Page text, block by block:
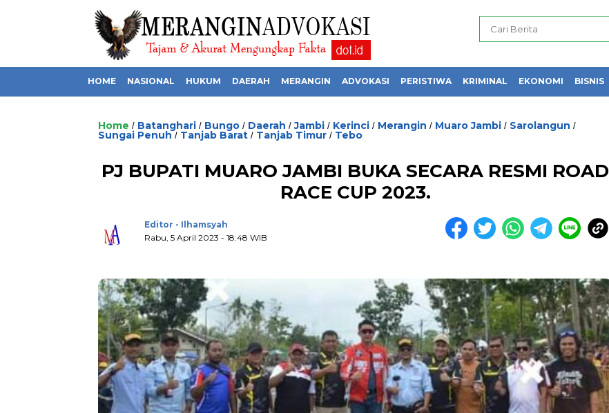
HOME NASIONAL HUKUM DAERAH MERANGIN ADVOKASI PERISTIWA KRIMINAL EKONOMI BISNIS
Home / Batanghari / Bungo / Daerah /Jambi / Kerinci / Merangin / Muaro Jambi / Sarolangun /
Sungai Penuh / Tanjab Barat / Tanjab Timur / Tebo
PJ BUPATI MUARO JAMBI BUKA SECARA RESMI ROAD
RACE CUP 2023.
Editor - Ilhamsyah
Rabu, 5 April 2023 - 18:48 WIB